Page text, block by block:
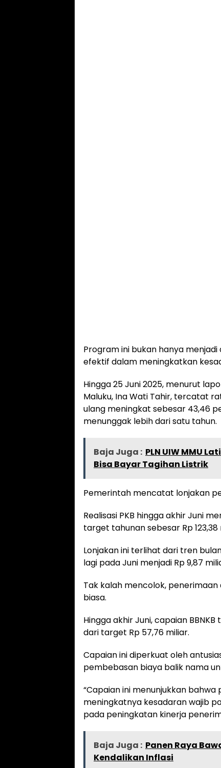
Program ini bukan hanya
efektif dalam meningkatkan
Hingga 25 Juni 2025, menurut
Maluku, Ina Wati Tahir, tercatat
ulang meningkat sebesar 43,46
menunggak lebih dari satu tahun.
Baja Juga : PLN UIW MMU
Bisa Bayar Tagihan Listrik
Pemerintah mencatat lonjakan
Realisasi PKB hingga akhir Juni
target tahunan sebesar Rp 123,38
Lonjakan ini terlihat dari tren
lagi pada Juni menjadi Rp 9,87
Tak kalah mencolok,
biasa.
Hingga akhir Juni, capaian
dari target Rp 57,76 miliar.
Capaian ini diperkuat oleh
pembebasan biaya balik nama
“Capaian ini menunjukkan
meningkatnya kesadaran wajib
pada peningkatan kinerja
Baja Juga : Panen Raya
Kendalikan Inflasi